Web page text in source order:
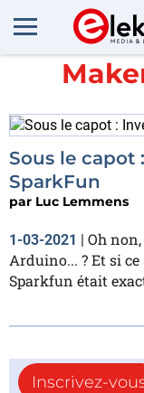
Sous le capot
SparkFun
par Luc Lemmens
1-03-2021 | Oh
Arduino... ? Et si ce
Sparkfun était
Inscrivez-